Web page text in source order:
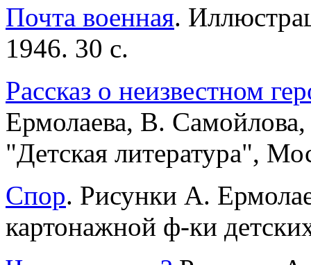
Почта военная.
1946. 30 с.
Рассказ о неизвестном
Ермолаева, В.
"Детская литература",
Спор. Рисунки А.
картонажной ф-ки